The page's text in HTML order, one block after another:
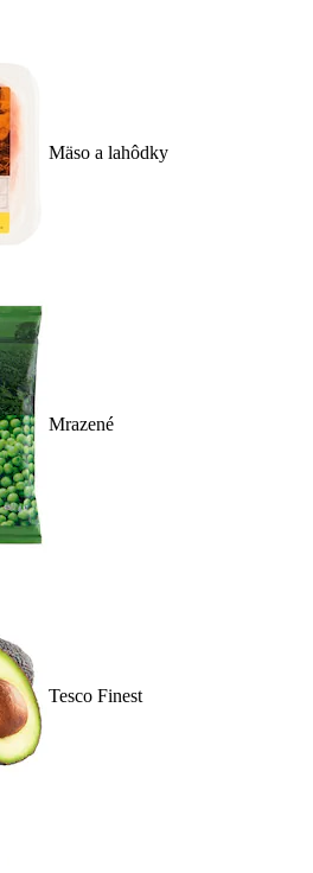
Mäso a lahôdky
Mrazené
Tesco Finest